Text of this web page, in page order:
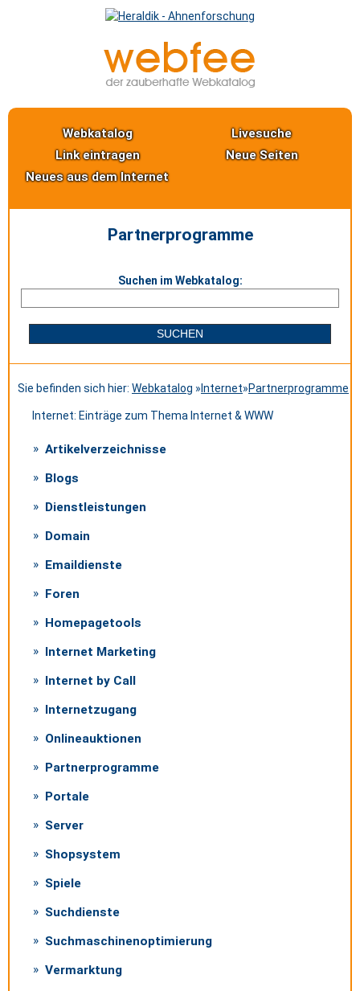
Webkatalog
Livesuche
Link eintragen
Neue Seiten
Neues aus dem Internet
Partnerprogramme
Suchen im Webkatalog:
Sie befinden sich hier: Webkatalog » Internet»Partnerprogramme
Internet: Einträge zum Thema Internet & WWW
Artikelverzeichnisse
Blogs
Dienstleistungen
Domain
Emaildienste
Foren
Homepagetools
Internet Marketing
Internet by Call
Internetzugang
Onlineauktionen
Partnerprogramme
Portale
Server
Shopsystem
Spiele
Suchdienste
Suchmaschinenoptimierung
Vermarktung